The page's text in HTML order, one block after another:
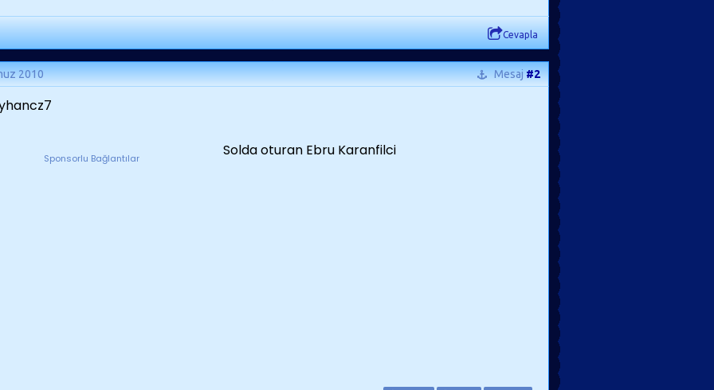
Cevapla
2010 Mesaj#2
Sponsorlu Bağlantılar Solda oturan Ebru Karanfilci